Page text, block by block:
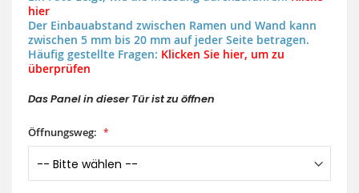
hier
Der Einbauabstand zwischen Ramen und Wand kann
zwischen 5 mm bis 20 mm auf jeder Seite betragen.
Häufig gestellte Fragen: Klicken Sie hier, um zu
überprüfen
Das Panel in dieser Tür ist zu öffnen
Öffnungsweg: